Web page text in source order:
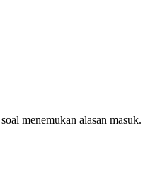
menemukan alasan masuk.